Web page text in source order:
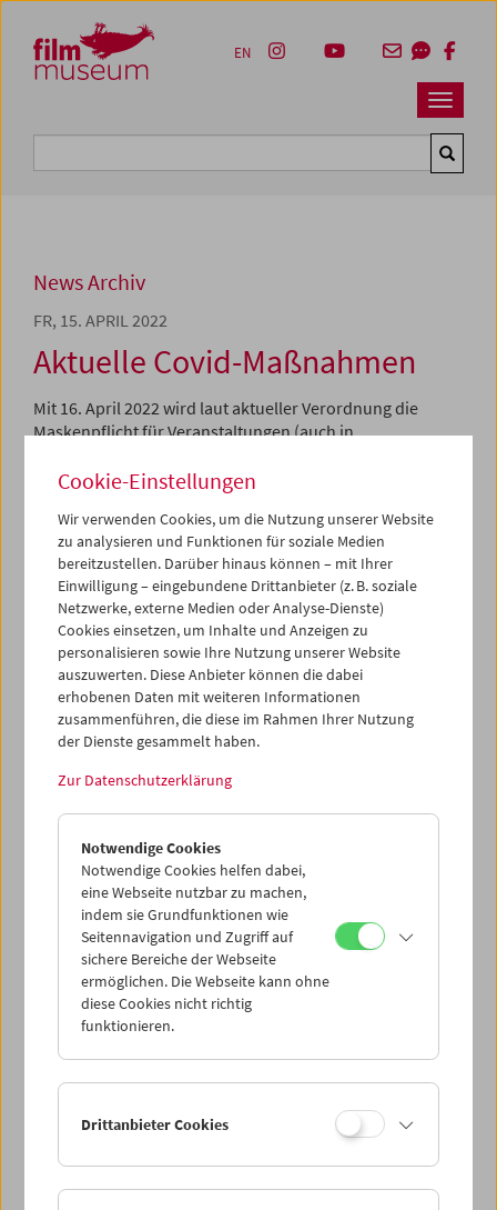
Zum Inhalt
Zum Hauptmenü
Zur Servicenavigation
Zum Suche
Navbar
EN
News Archiv
FR, 15. APRIL 2022
Aktuelle Covid-Maßnahmen
Mit 16. April 2022 wird laut aktueller Verordnung die
Maskenpflicht für Veranstaltungen (auch in
sämtlichen Innenräumen das Tragen einer FFP2-Maske.
Detailliertere Informationen zu den derzeit gültigen
Auflagen für den Besuch von Kultureinrichtungen finden
Siehier.
COVID-19 Measures
According to the current regulations, the mask wearing
requirement for events (also indoors) will be lifted as of
April 16, 2022. Nevertheless, we recommend wearing an
You can find detailed information about the requirements
Cookie-Einstellungen
Wir verwenden Cookies, um die Nutzung unserer Website
zu analysieren und Funktionen für soziale Medien
bereitzustellen. Darüber hinaus können – mit Ihrer
Einwilligung – eingebundene Drittanbieter (z. B. soziale
Netzwerke, externe Medien oder Analyse-Dienste)
Cookies einsetzen, um Inhalte und Anzeigen zu
personalisieren sowie Ihre Nutzung unserer Website
auszuwerten. Diese Anbieter können die dabei
erhobenen Daten mit weiteren Informationen
zusammenführen, die diese im Rahmen Ihrer Nutzung
der Dienste gesammelt haben.
Zur Datenschutzerklärung
Notwendige Cookies
Notwendige Cookies helfen dabei,
eine Webseite nutzbar zu machen,
indem sie Grundfunktionen wie
Seitennavigation und Zugriff auf
sichere Bereiche der Webseite
ermöglichen. Die Webseite kann ohne
diese Cookies nicht richtig
funktionieren.
Drittanbieter Cookies